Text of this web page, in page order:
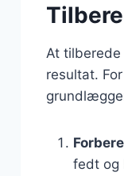
At
resultat.
fedt og